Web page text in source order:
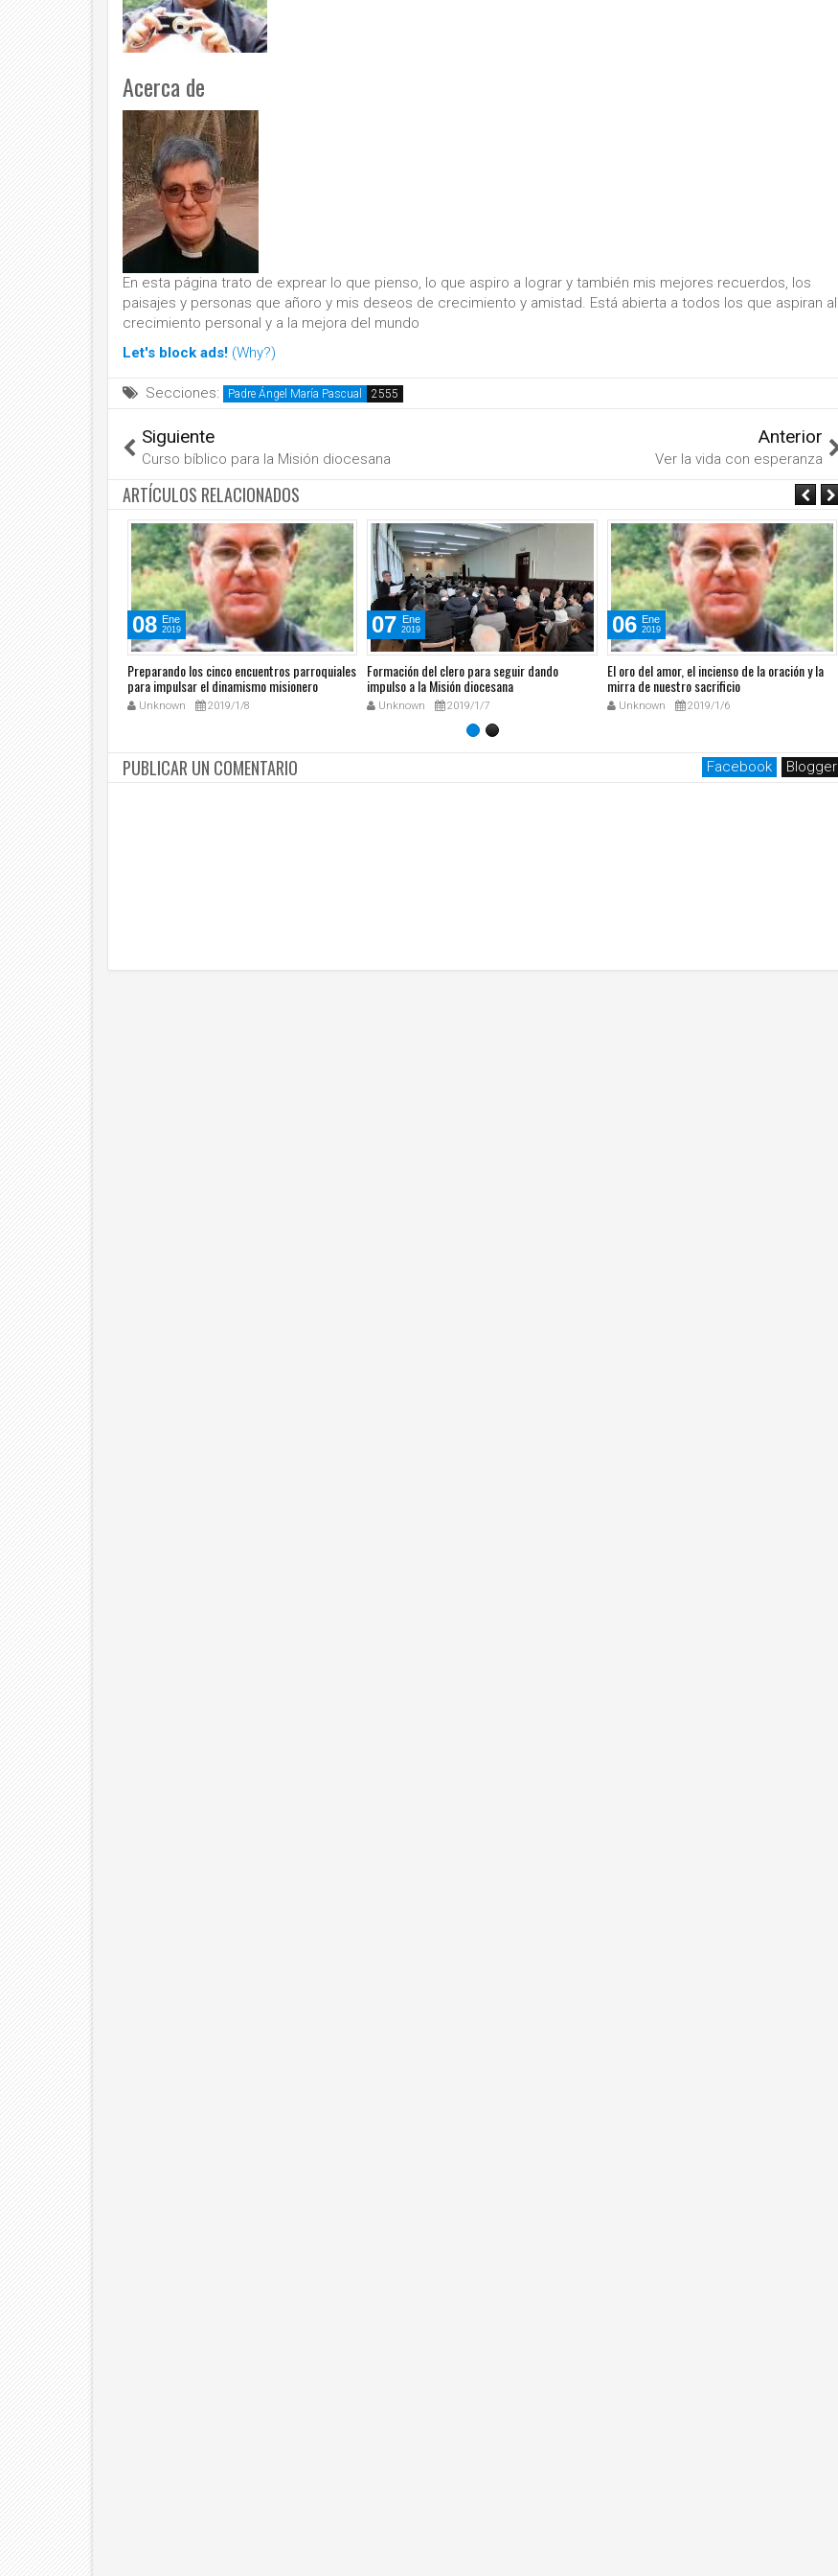
Acerca de
En esta página trato de exprear lo que pienso, lo que aspiro a lograr y también mis mejores recuerdos, los
paisajes y personas que añoro y mis deseos de crecimiento y amistad. Está abierta a todos los que aspiran al
crecimiento personal y a la mejora del mundo
Let's block ads! (Why?)
Secciones: Padre Ángel María Pascual
Siguiente
Curso bíblico para la Misión diocesana
Anterior
Ver la vida con esperanza
ARTÍCULOS RELACIONADOS
08 Ene
2019
Preparando los cinco encuentros parroquiales
para impulsar el dinamismo misionero
Unknown 2019/1/8
07 Ene
2019
Formación del clero para seguir dando
impulso a la Misión diocesana
Unknown 2019/1/7
06 Ene
2019
El oro del amor, el incienso de la oración y la
mirra de nuestro sacrificio
Unknown 2019/1/6
PUBLICAR UN COMENTARIO Facebook Blogger